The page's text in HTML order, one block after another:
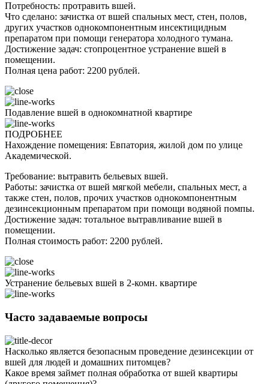
Потребность: протравить вшей.
Что сделано: зачистка от вшей спальных мест, стен, полов,
других участков однокомпонентным инсектицидным
препаратом при помощи генератора холодного тумана.
Достижение задач: стопроцентное устранение вшей в
помещении.
Полная цена работ: 2200 рублей.
Подавление вшей в однокомнатной квартире
ПОДРОБНЕЕ
Нахождение помещения: Евпатория, жилой дом по улице
Академической.
Требование: вытравить бельевых вшей.
Работы: зачистка от вшей мягкой мебели, спальных мест, а
также стен, полов, прочих участков однокомпонентным
дезинсекционным препаратом при помощи водяной помпы.
Достижение задач: тотальное вытравливание вшей в
помещении.
Полная стоимость работ: 2200 рублей.
Устранение бельевых вшей в 2-комн. квартире
Часто задаваемые вопросы
Насколько является безопасным проведение дезинсекции от
вшей для людей и домашних питомцев?
Какое время займет полная обработка от вшей квартиры